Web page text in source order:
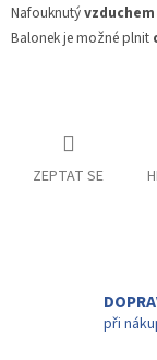
Nafouknutývzduchem
Balonek je možné plnit
ZEPTAT SE
při